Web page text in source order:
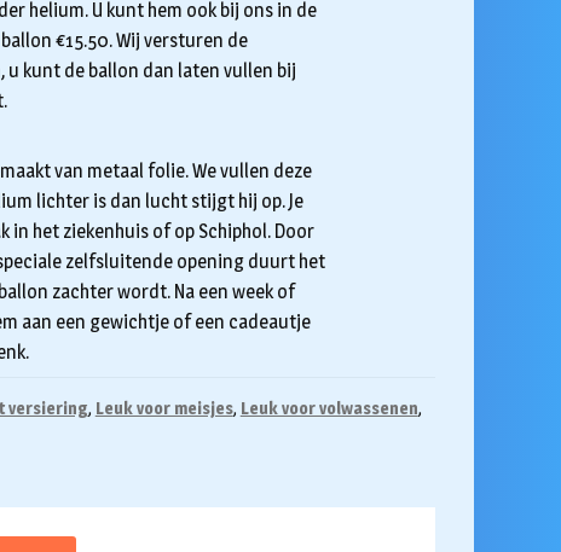
helium. U kunt hem ook bij ons in de
€15.50. Wij versturen de
kunt de ballon dan laten vullen bij
van metaal folie. We vullen deze
lichter is dan lucht stijgt hij op. Je
het ziekenhuis of op Schiphol. Door
zelfsluitende opening duurt het
zachter wordt. Na een week of
aan een gewichtje of een cadeautje
versiering, Leuk voor meisjes, Leuk voor volwassenen,